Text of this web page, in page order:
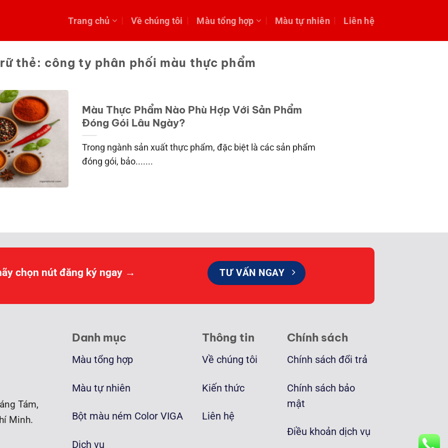
Trang chủ Về chúng tôi Màu tổng hợp Màu tự nhiên Liên hệ
thẻ: công ty phân phối màu thực phẩm
Màu Thực Phẩm Nào Phù Hợp Với Sản Phẩm
Đóng Gói Lâu Ngày?
Trong ngành sản xuất thực phẩm, đặc biệt là các sản phẩm
đóng gói, bảo.......
chọn nút đăng ký ngay → TƯ VẤN NGAY
Tám,
Minh.
Danh mục
Màu tổng hợp
Màu tự nhiên
Bột màu ném Color VIGA
Dịch vụ
Thông tin
Về chúng tôi
Kiến thức
Liên hệ
Chính sách
Chính sách đổi trả
Chính sách bảo
mật
Điều khoản dịch vụ